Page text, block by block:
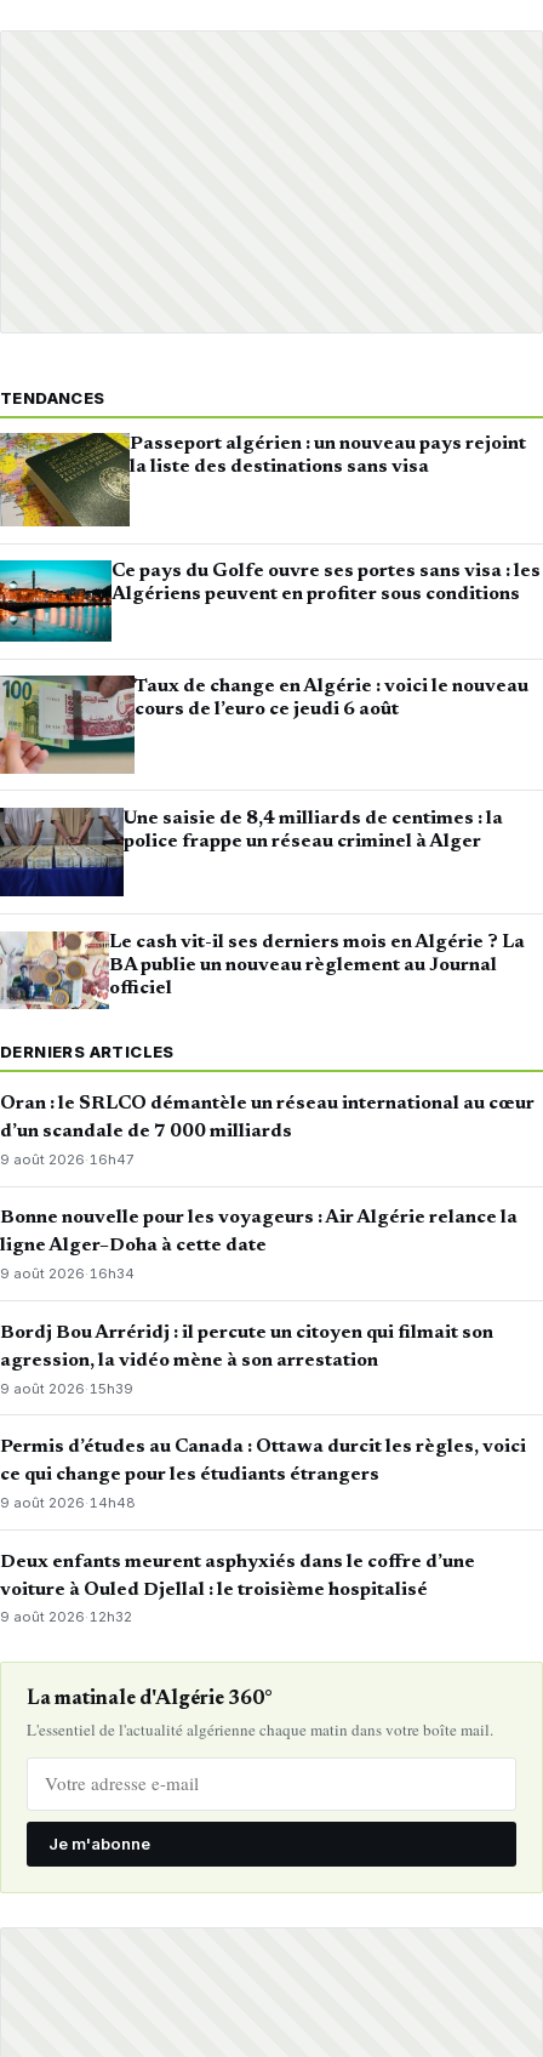
TENDANCES
Passeport algérien : un nouveau pays rejoint
la liste des destinations sans visa
Ce pays du Golfe ouvre ses portes sans visa : les
Algériens peuvent en profiter sous conditions
Taux de change en Algérie : voici le nouveau
cours de l’euro ce jeudi 6 août
Une saisie de 8,4 milliards de centimes : la
police frappe un réseau criminel à Alger
Le cash vit-il ses derniers mois en Algérie ? La
BA publie un nouveau règlement au Journal
officiel
DERNIERS ARTICLES
Oran : le SRLCO démantèle un réseau international au cœur
d’un scandale de 7 000 milliards
9 août 2026·16h47
Bonne nouvelle pour les voyageurs : Air Algérie relance la
ligne Alger–Doha à cette date
9 août 2026·16h34
Bordj Bou Arréridj : il percute un citoyen qui filmait son
agression, la vidéo mène à son arrestation
9 août 2026· 15h39
Permis d’études au Canada : Ottawa durcit les règles, voici
ce qui change pour les étudiants étrangers
9 août 2026·14h48
Deux enfants meurent asphyxiés dans le coffre d’une
voiture à Ouled Djellal : le troisième hospitalisé
9 août 2026·12h32
La matinale d'Algérie 360°
L'essentiel de l'actualité algérienne chaque matin dans votre boîte mail.
Je m'abonne